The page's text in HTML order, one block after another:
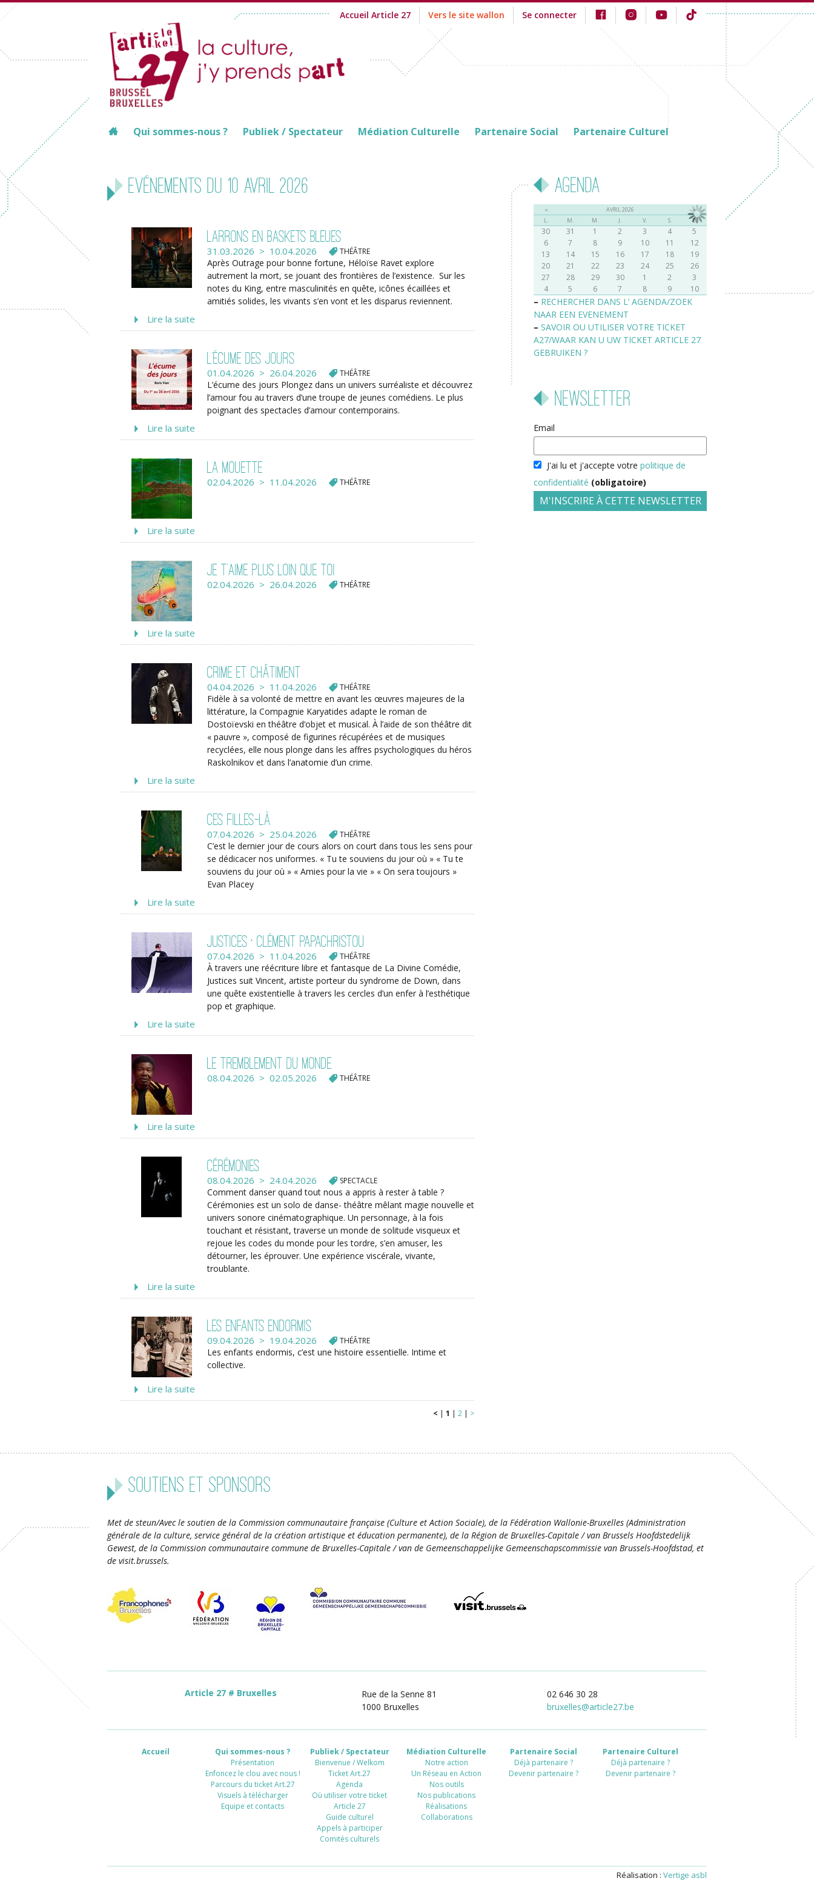
Accueil Article 27 Vers le site wallon Se connecter
Qui sommes-nous ? Publiek / Spectateur Médiation Culturelle Partenaire Social Partenaire Culturel
Evénements du 10 avril 2026
Larrons en baskets bleues
31.03.2026 > 10.04.2026 THÉÂTRE
Après Outrage pour bonne fortune, Héloïse Ravet explore
autrement la mort, se jouant des frontières de l’existence. Sur les
notes du King, entre masculinités en quête, icônes écaillées et
amitiés solides, les vivants s’en vont et les disparus reviennent.
Lire la suite
L’écume des jours
01.04.2026 > 26.04.2026 THÉÂTRE
L’écume des jours Plongez dans un univers surréaliste et découvrez
l’amour fou au travers d’une troupe de jeunes comédiens. Le plus
poignant des spectacles d’amour contemporains.
Lire la suite
La mouette
02.04.2026 > 11.04.2026 THÉÂTRE
Lire la suite
Je t’aime plus loin que toi
02.04.2026 > 26.04.2026 THÉÂTRE
Lire la suite
Crime et châtiment
04.04.2026 > 11.04.2026 THÉÂTRE
Fidèle à sa volonté de mettre en avant les œuvres majeures de la
littérature, la Compagnie Karyatides adapte le roman de
Dostoïevski en théâtre d’objet et musical. À l’aide de son théâtre dit
« pauvre », composé de figurines récupérées et de musiques
recyclées, elle nous plonge dans les affres psychologiques du héros
Raskolnikov et dans l’anatomie d’un crime.
Lire la suite
Ces Filles-là
07.04.2026 > 25.04.2026 THÉÂTRE
C’est le dernier jour de cours alors on court dans tous les sens pour
se dédicacer nos uniformes. « Tu te souviens du jour où » « Tu te
souviens du jour où » « Amies pour la vie » « On sera toujours »
Evan Placey
Lire la suite
Justices • Clément Papachristou
07.04.2026 > 11.04.2026 THÉÂTRE
À travers une réécriture libre et fantasque de La Divine Comédie,
Justices suit Vincent, artiste porteur du syndrome de Down, dans
une quête existentielle à travers les cercles d’un enfer à l’esthétique
pop et graphique.
Lire la suite
Le tremblement du monde
08.04.2026 > 02.05.2026 THÉÂTRE
Lire la suite
Cérémonies
08.04.2026 > 24.04.2026 SPECTACLE
Comment danser quand tout nous a appris à rester à table ?
Cérémonies est un solo de danse- théâtre mêlant magie nouvelle et
univers sonore cinématographique. Un personnage, à la fois
touchant et résistant, traverse un monde de solitude visqueux et
rejoue les codes du monde pour les tordre, s’en amuser, les
détourner, les éprouver. Une expérience viscérale, vivante,
troublante.
Lire la suite
Les enfants endormis
09.04.2026 > 19.04.2026 THÉÂTRE
Les enfants endormis, c’est une histoire essentielle. Intime et
collective.
Lire la suite
< | 1 | 2 | >
Agenda
« AVRIL 2026
»
L.
M. M. J. V. S. D.
30 31 1 2 3 4
5
6
7 8 9 10 11
12
13
14 15 16 17 18
19
20
21 22 23 24 25
26
27
28 29 30 1 2
3
4
5 6 7 8 9 10
– RECHERCHER DANS L’ AGENDA/ZOEK
NAAR EEN EVENEMENT
– SAVOIR OU UTILISER VOTRE TICKET
A27/WAAR KAN U UW TICKET ARTICLE 27
GEBRUIKEN ?
Newsletter
Email
J'ai lu et j'accepte votre politique de
confidentialité (obligatoire)
Soutiens et sponsors
Met de steun/Avec le soutien de la Commission communautaire française (Culture et Action Sociale), de la Fédération Wallonie-Bruxelles (Administration
générale de la culture, service général de la création artistique et éducation permanente), de la Région de Bruxelles-Capitale / van Brussels Hoofdstedelijk
Gewest, de la Commission communautaire commune de Bruxelles-Capitale / van de Gemeenschappelijke Gemeenschapscommissie van Brussels-Hoofdstad, et
de visit.brussels.
Article 27 # Bruxelles
Rue de la Senne 81
1000 Bruxelles
02 646 30 28
bruxelles@article27.be
Accueil
Qui sommes-nous ?
Présentation
Enfoncez le clou avec nous !
Parcours du ticket Art.27
Visuels à télécharger
Equipe et contacts
Publiek / Spectateur
Bienvenue / Welkom
Ticket Art.27
Agenda
Où utiliser votre ticket
Article 27
Guide culturel
Appels à participer
Comités culturels
Médiation Culturelle
Notre action
Un Réseau en Action
Nos outils
Nos publications
Réalisations
Collaborations
Partenaire Social
Déjà partenaire ?
Devenir partenaire ?
Partenaire Culturel
Déjà partenaire ?
Devenir partenaire ?
Réalisation : Vertige asbl